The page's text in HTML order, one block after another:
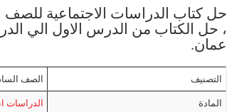
حل كتاب الدراسات الاجتماعية
، حل الكتاب من الدرس الاول الي
عمان.
التصنيف
الصف
المادة
الدراسات